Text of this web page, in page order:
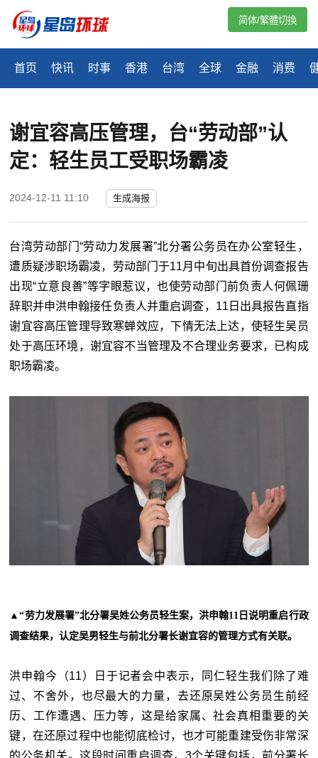
首页 快讯 时事 香港 台湾 全球 金融 消费
简体/繁體切換
谢宜容高压管理，台“劳动部”认
定：轻生员工受职场霸凌
2024-12-11 11:10 生成海报
台湾劳动部门“劳动力发展署”北分署公务员在办公室轻生，
遭质疑涉职场霸凌，劳动部门于11月中旬出具首份调查报告
出现“立意良善”等字眼惹议，也使劳动部门前负责人何佩珊
辞职并申洪申翰接任负责人并重启调查，11日出具报告直指
谢宜容高压管理导致寒蝉效应，下情无法上达，使轻生吴员
处于高压环境，谢宜容不当管理及不合理业务要求，已构成
职场霸凌。
▲“劳力发展署”北分署吴姓公务员轻生案，洪申翰11日说明重启行政
调查结果，认定吴男轻生与前北分署长谢宜容的管理方式有关联。
洪申翰今（11）日于记者会中表示，同仁轻生我们除了难
过、不舍外，也尽最大的力量，去还原吴姓公务员生前经
历、工作遭遇、压力等，这是给家属、社会真相重要的关
键，在还原过程中也能彻底检讨，也才可能重建受伤非常深
的公务机关。这段时间重启调查，3个关键包括，前分署长